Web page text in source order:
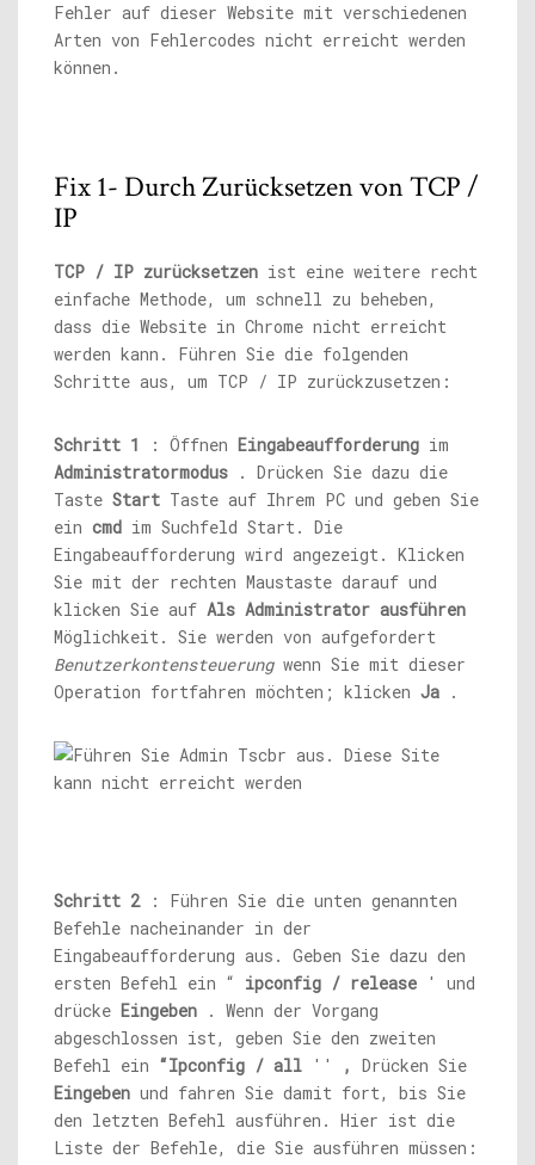
Fehler auf dieser Website mit verschiedenen
Arten von Fehlercodes nicht erreicht werden
können.
Fix 1- Durch Zurücksetzen von TCP /
IP
TCP / IP zurücksetzen ist eine weitere recht
einfache Methode, um schnell zu beheben,
dass die Website in Chrome nicht erreicht
werden kann. Führen Sie die folgenden
Schritte aus, um TCP / IP zurückzusetzen:
Schritt 1 : Öffnen Eingabeaufforderung im
Administratormodus . Drücken Sie dazu die
Taste Start Taste auf Ihrem PC und geben Sie
ein cmd im Suchfeld Start. Die
Eingabeaufforderung wird angezeigt. Klicken
Sie mit der rechten Maustaste darauf und
klicken Sie auf Als Administrator ausführen
Möglichkeit. Sie werden von aufgefordert
Benutzerkontensteuerungwenn Sie mit dieser
Operation fortfahren möchten; klicken Ja .
Schritt 2: Führen Sie die unten genannten
Befehle nacheinander in der
Eingabeaufforderung aus. Geben Sie dazu den
ersten Befehl ein “ ipconfig / release ' und
drücke Eingeben . Wenn der Vorgang
abgeschlossen ist, geben Sie den zweiten
Befehl ein “Ipconfig / all '' , Drücken Sie
Eingeben und fahren Sie damit fort, bis Sie
den letzten Befehl ausführen. Hier ist die
Liste der Befehle, die Sie ausführen müssen: